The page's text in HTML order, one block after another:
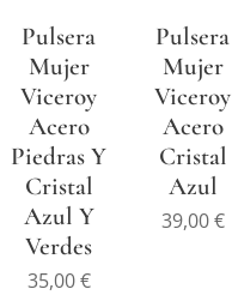
Pulsera
Mujer
Viceroy
Acero
Piedras Y
Cristal
Azul Y
Verdes
35,00€
Pulsera
Mujer
Viceroy
Acero
Cristal
Azul
39,00€